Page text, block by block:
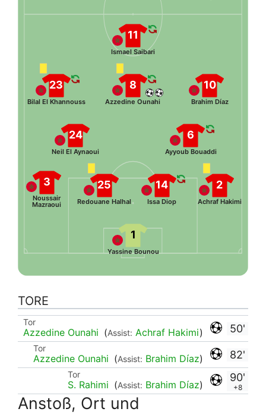
1
Yassine Bounou
3
Noussair
Mazraoui
25
Redouane Halhal
14
Issa Diop
2
Achraf Hakimi
24
Neil El Aynaoui
6
Ayyoub Bouaddi
23
Bilal El Khannouss
8
Azzedine Ounahi
10
Brahim Díaz
11
Ismael Saibari
TORE
50'
Tor
Azzedine Ounahi (Assist: Achraf Hakimi)
82'
Tor
Azzedine Ounahi (Assist: Brahim Díaz)
90'
+8
Tor
S. Rahimi (Assist: Brahim Díaz)
Anstoß, Ort und